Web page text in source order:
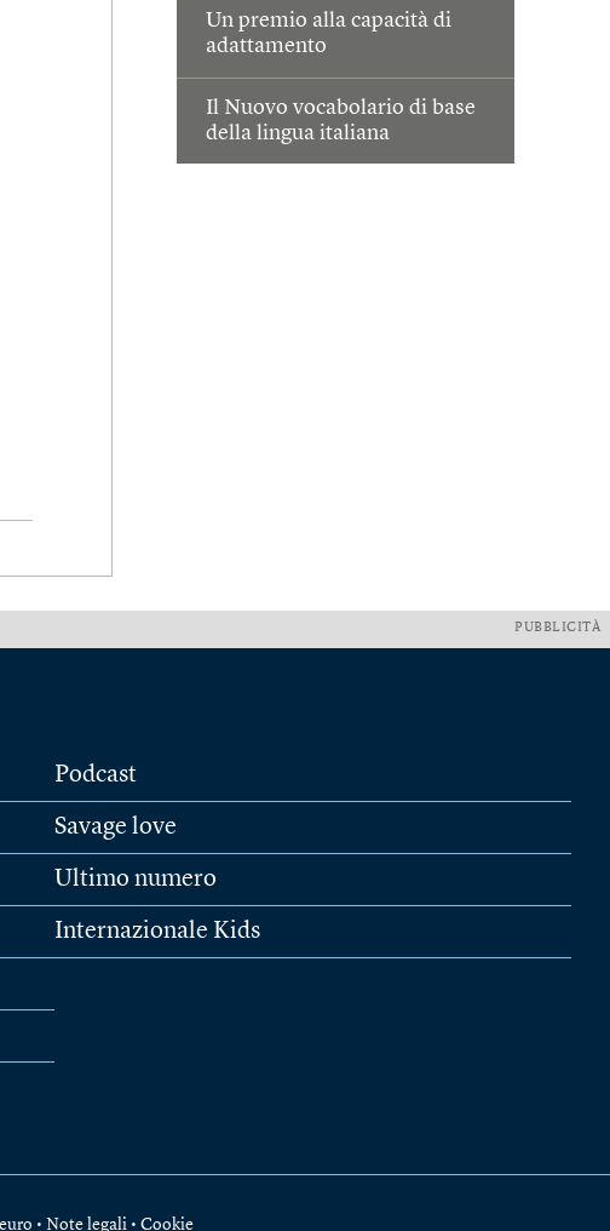
Un premio alla capacità di
adattamento
Il Nuovo vocabolario di base
della lingua italiana
PUBBLICITÀ
Podcast
Savage love
Ultimo numero
Internazionale Kids
• Note legali • Cookie